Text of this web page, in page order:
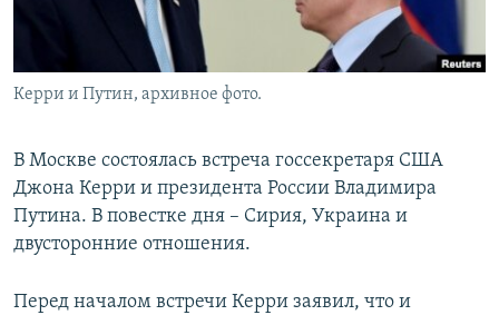
Керри и Путин, архивное фото.
В Москве состоялась встреча госсекретаря США
Джона Керри и президента России Владимира
Путина. В повестке дня – Сирия, Украина и
двусторонние отношения.
Перед началом встречи Керри заявил, что и